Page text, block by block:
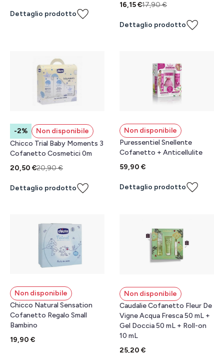
Dettaglio prodotto
16,15 €17,90 €
Dettaglio prodotto
-2%
Non disponibile
Chicco Trial Baby Moments 3
Cofanetto Cosmetici 0m
20,50 €20,90 €
Dettaglio prodotto
Non disponibile
Puressentiel Snellente
Cofanetto + Anticellulite
59,90 €
Dettaglio prodotto
Non disponibile
Chicco Natural Sensation
Cofanetto Regalo Small
Bambino
19,90 €
Non disponibile
Caudalie Cofanetto Fleur De
Vigne Acqua Fresca 50 mL +
Gel Doccia 50 mL + Roll-on
10 mL
25,20 €